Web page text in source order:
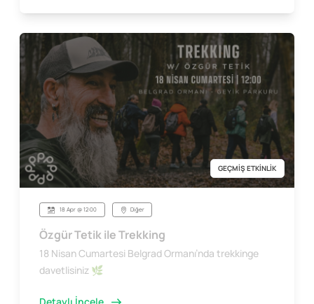
GEÇMİŞ ETKİNLİK
18 Apr @ 12:00 Diğer
Özgür Tetik ile Trekking
18 Nisan Cumartesi Belgrad Ormanı’nda trekkinge
davetlisiniz 🌿